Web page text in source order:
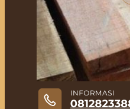
Hubungi